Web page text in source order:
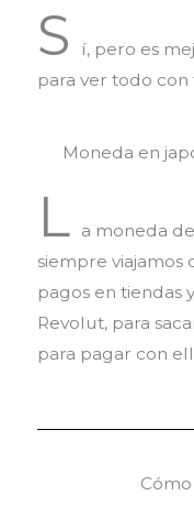
S
í, pero es
para ver todo
Moneda en
L a moneda
siempre viajamos
pagos en tiendas
Revolut, para
para pagar con